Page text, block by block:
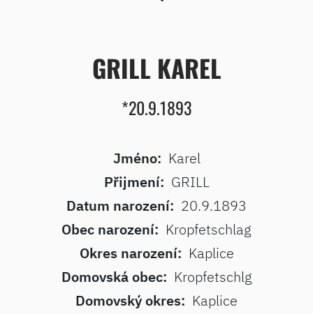
GRILL KAREL
*20.9.1893
Jméno: Karel
Přijmení: GRILL
Datum narození: 20.9.1893
Obec narození: Kropfetschlag
Okres narození: Kaplice
Domovská obec: Kropfetschlg
Domovský okres: Kaplice